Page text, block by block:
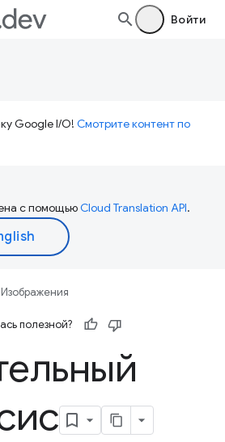
Войти
Google I/O! Смотрите контент по
с помощьюCloud Translation API.
Изображения
полезной?